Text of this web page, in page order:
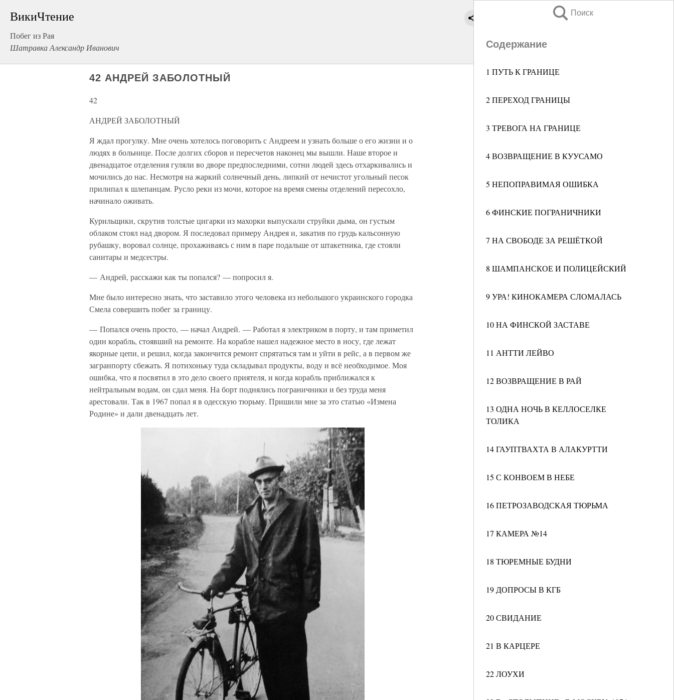
ВикиЧтение
Побег из Рая
Шатравка Александр Иванович
Поиск
Содержание
1 ПУТЬ К ГРАНИЦЕ
2 ПЕРЕХОД ГРАНИЦЫ
3 ТРЕВОГА НА ГРАНИЦЕ
4 ВОЗВРАЩЕНИЕ В КУУСАМО
5 НЕПОПРАВИМАЯ ОШИБКА
6 ФИНСКИЕ ПОГРАНИЧНИКИ
7 НА СВОБОДЕ ЗА РЕШЁТКОЙ
8 ШАМПАНСКОЕ И ПОЛИЦЕЙСКИЙ
9 УРА! КИНОКАМЕРА СЛОМАЛАСЬ
10 НА ФИНСКОЙ ЗАСТАВЕ
11 АНТТИ ЛЕЙВО
12 ВОЗВРАЩЕНИЕ В РАЙ
13 ОДНА НОЧЬ В КЕЛЛОСЕЛКЕ
ТОЛИКА
14 ГАУПТВАХТА В АЛАКУРТТИ
15 С КОНВОЕМ В НЕБЕ
16 ПЕТРОЗАВОДСКАЯ ТЮРЬМА
17 КАМЕРА №14
18 ТЮРЕМНЫЕ БУДНИ
19 ДОПРОСЫ В КГБ
20 СВИДАНИЕ
21 В КАРЦЕРЕ
22 ЛОУХИ
42 АНДРЕЙ ЗАБОЛОТНЫЙ
42
АНДРЕЙ ЗАБОЛОТНЫЙ
Я ждал прогулку. Мне очень хотелось поговорить с Андреем и узнать больше о его жизни и о
людях в больнице. После долгих сборов и пересчетов наконец мы вышли. Наше второе и
двенадцатое отделения гуляли во дворе предпоследними, сотни людей здесь отхаркивались и
мочились до нас. Несмотря на жаркий солнечный день, липкий от нечистот угольный песок
прилипал к шлепанцам. Русло реки из мочи, которое на время смены отделений пересохло,
начинало оживать.
Курильщики, скрутив толстые цигарки из махорки выпускали струйки дыма, он густым
облаком стоял над двором. Я последовал примеру Андрея и, закатив по грудь кальсонную
рубашку, воровал солнце, прохаживаясь с ним в паре подальше от штакетника, где стояли
санитары и медсестры.
— Андрей, расскажи как ты попался? — попросил я.
Мне было интересно знать, что заставило этого человека из небольшого украинского городка
Смела совершить побег за границу.
— Попался очень просто, — начал Андрей. — Работал я электриком в порту, и там приметил
один корабль, стоявший на ремонте. На корабле нашел надежное место в носу, где лежат
якорные цепи, и решил, когда закончится ремонт спрятаться там и уйти в рейс, а в первом же
загранпорту сбежать. Я потихоньку туда складывал продукты, воду и всё необходимое. Моя
ошибка, что я посвятил в это дело своего приятеля, и когда корабль приближался к
нейтральным водам, он сдал меня. На борт поднялись пограничники и без труда меня
арестовали. Так в 1967 попал я в одесскую тюрьму. Пришили мне за это статью «Измена
Родине» и дали двенадцать лет.